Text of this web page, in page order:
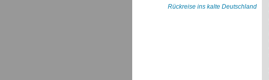
Rückreise ins kalte Deutschland